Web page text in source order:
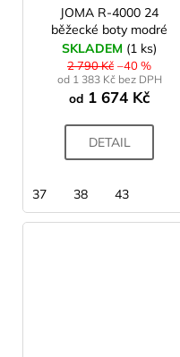
42,5
43
43,5
44
44,5
JOMA R-4000 24
běžecké boty modré
SKLADEM (1 ks)
2 790 Kč –40 %
od 1 383 Kč bez DPH
od1 674 Kč
DETAIL
37 38 43